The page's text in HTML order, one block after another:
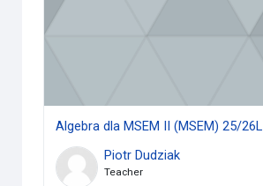
Algebra dla MSEM II (MSEM) 25/26L
Piotr Dudziak
Teacher